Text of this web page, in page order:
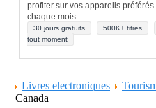
profiter sur vos appareils
chaque mois.
30 jours gratuits 500K+ titres
tout moment
Livres electroniques
Canada